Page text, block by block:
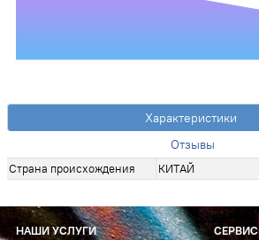
Характеристики
Отзывы
Страна происхождения КИТАЙ
НАШИ УСЛУГИ
СЕРВИС